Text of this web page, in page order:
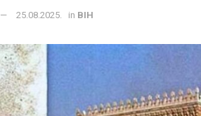
25.08.2025. in BIH